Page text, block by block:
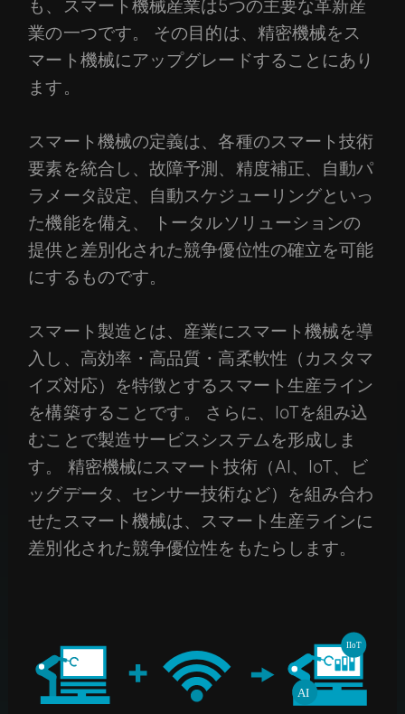
も、スマート機械産業は5つの主要な革新産
業の一つです。 その目的は、精密機械をス
マート機械にアップグレードすることにあり
ます。
スマート機械の定義は、各種のスマート技術
要素を統合し、故障予測、精度補正、自動パ
ラメータ設定、自動スケジューリングといっ
た機能を備え、 トータルソリューションの
提供と差別化された競争優位性の確立を可能
にするものです。
スマート製造とは、産業にスマート機械を導
入し、高効率・高品質・高柔軟性（カスタマ
イズ対応）を特徴とするスマート生産ライン
を構築することです。 さらに、IoTを組み込
むことで製造サービスシステムを形成しま
す。 精密機械にスマート技術（AI、IoT、ビ
ッグデータ、センサー技術など）を組み合わ
せたスマート機械は、スマート生産ラインに
差別化された競争優位性をもたらします。